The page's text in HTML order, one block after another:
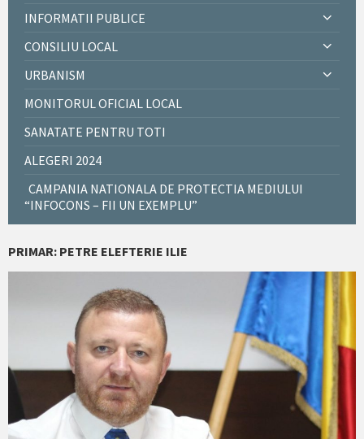
INFORMATII PUBLICE
CONSILIU LOCAL
URBANISM
MONITORUL OFICIAL LOCAL
SANATATE PENTRU TOTI
ALEGERI 2024
CAMPANIA NATIONALA DE PROTECTIA MEDIULUI
“INFOCONS – FII UN EXEMPLU”
PRIMAR: PETRE ELEFTERIE ILIE